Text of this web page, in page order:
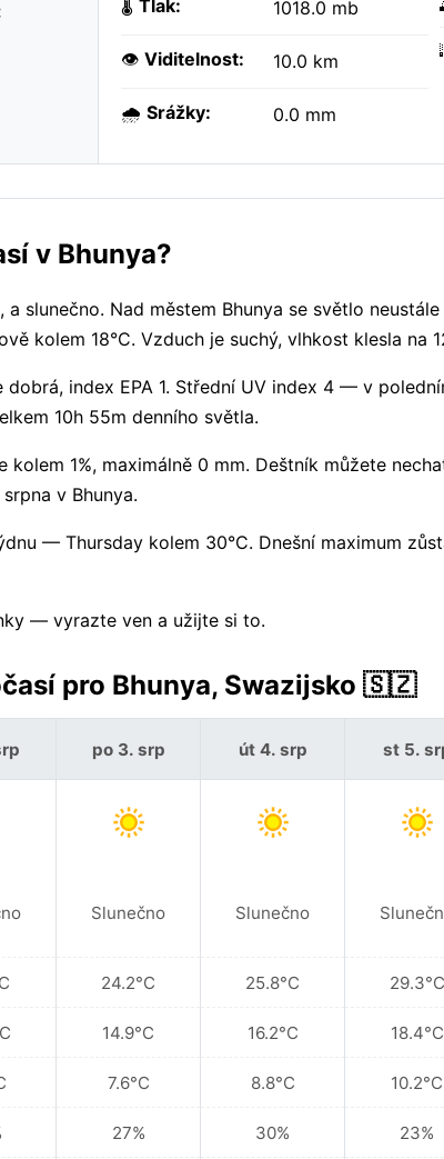
🌡️ Tlak: 1018.0 mb
👁️ Viditelnost: 10.0 km
🌧️ Srážky: 0.0 mm
v Bhunya?
slunečno. Nad městem Bhunya se světlo
kolem 18°C. Vzduch je suchý, vlhkost klesla na
index EPA 1. Střední UV index 4 — v
10h 55m denního světla.
1%, maximálně 0 mm. Deštník můžete
v Bhunya.
— Thursday kolem 30°C. Dnešní maximum
— vyrazte ven a užijte si to.
pro Bhunya, Swazijsko 🇸🇿
po 3. srp
Slunečno
24.2°C
14.9°C
7.6°C
27%
út 4. srp
Slunečno
25.8°C
16.2°C
8.8°C
30%
st 5.
29.3°C
18.4°C
10.2°C
23%